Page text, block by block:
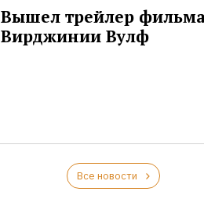
Вышел трейлер
Вирджинии Вулф
Все новости